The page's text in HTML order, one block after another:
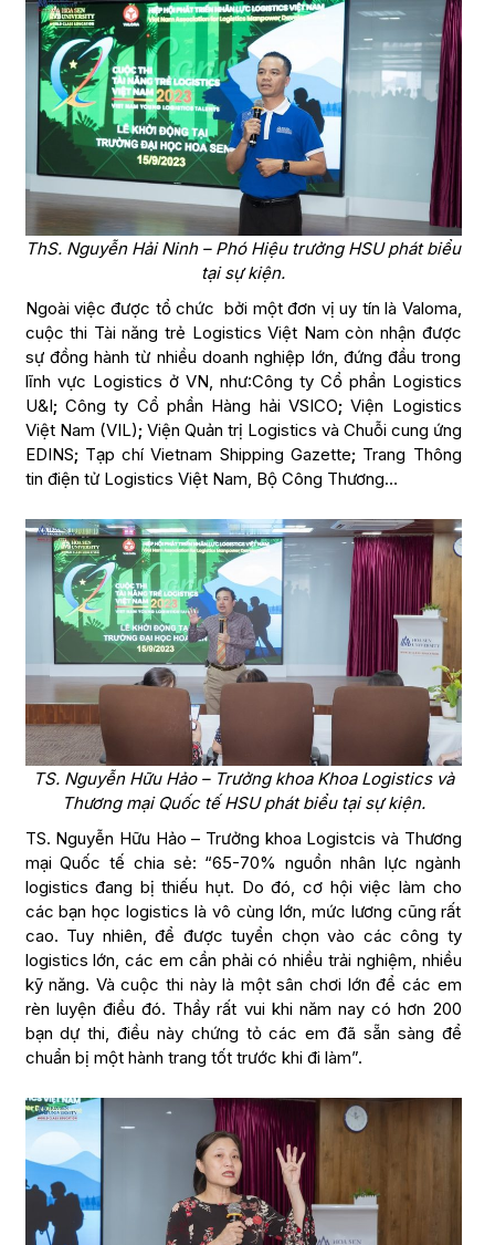
ThS. Nguyễn Hải Ninh – Phó Hiệu trưởng HSU phát biểu
tại sự kiện.
Ngoài việc được tổ chức bởi một đơn vị uy tín là Valoma,
cuộc thi Tài năng trẻ Logistics Việt Nam còn nhận được
sự đồng hành từ nhiều doanh nghiệp lớn, đứng đầu trong
lĩnh vực Logistics ở VN, như:Công ty Cổ phần Logistics
U&I; Công ty Cổ phần Hàng hải VSICO;Viện Logistics
Việt Nam (VIL); Viện Quản trị Logistics và Chuỗi cung ứng
EDINS; Tạp chí Vietnam Shipping Gazette; Trang Thông
tin điện tử Logistics Việt Nam, Bộ Công Thương…
TS. Nguyễn Hữu Hảo – Trưởng khoa Khoa Logistics và
Thương mại Quốc tế HSU phát biểu tại sự kiện.
TS. Nguyễn Hữu Hảo – Trưởng khoa Logistcis và Thương
mại Quốc tế chia sẻ: “65-70% nguồn nhân lực ngành
logistics đang bị thiếu hụt. Do đó, cơ hội việc làm cho
các bạn học logistics là vô cùng lớn, mức lương cũng rất
cao. Tuy nhiên, để được tuyển chọn vào các công ty
logistics lớn, các em cần phải có nhiều trải nghiệm, nhiều
kỹ năng. Và cuộc thi này là một sân chơi lớn để các em
rèn luyện điều đó. Thầy rất vui khi năm nay có hơn 200
bạn dự thi, điều này chứng tỏ các em đã sẵn sàng để
chuẩn bị một hành trang tốt trước khi đi làm”.